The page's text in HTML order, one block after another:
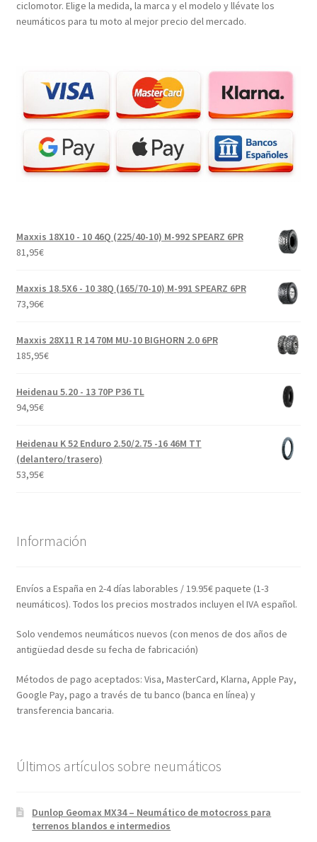
ciclomotor. Elige la medida, la marca y el modelo y llévate los
neumáticos para tu moto al mejor precio del mercado.
Maxxis 18X10 - 10 46Q (225/40-10) M-992 SPEARZ 6PR
81,95€
Maxxis 18.5X6 - 10 38Q (165/70-10) M-991 SPEARZ 6PR
73,96€
Maxxis 28X11 R 14 70M MU-10 BIGHORN 2.0 6PR
185,95€
Heidenau 5.20 - 13 70P P36 TL
94,95€
Heidenau K 52 Enduro 2.50/2.75 -16 46M TT
(delantero/trasero)
53,95€
Información
Envíos a España en 2-4 días laborables / 19.95€ paquete (1-3
neumáticos). Todos los precios mostrados incluyen el IVA español.
Solo vendemos neumáticos nuevos (con menos de dos años de
antigüedad desde su fecha de fabricación)
Métodos de pago aceptados: Visa, MasterCard, Klarna, Apple Pay,
Google Pay, pago a través de tu banco (banca en línea) y
transferencia bancaria.
Últimos artículos sobre neumáticos
Dunlop Geomax MX34 – Neumático de motocross para
terrenos blandos e intermedios